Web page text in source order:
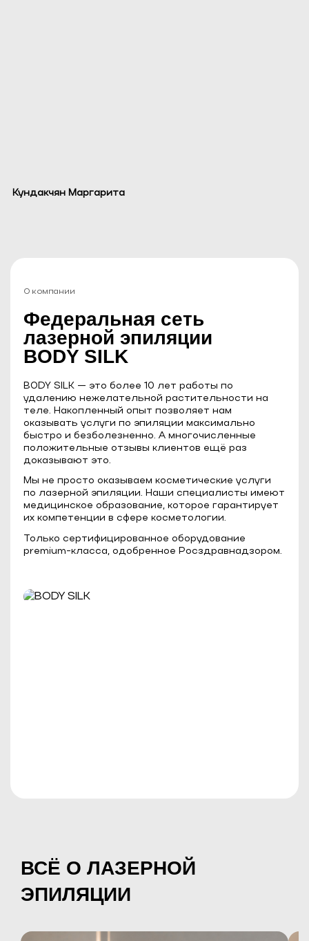
Кундакчян Маргарита
О компании
Федеральная сеть
лазерной эпиляции
BODY SILK
BODY SILK — это более 10 лет работы по
удалению нежелательной растительности на
теле. Накопленный опыт позволяет нам
оказывать услуги по эпиляции максимально
быстро и безболезненно. А многочисленные
положительные отзывы клиентов ещё раз
доказывают это.
Мы не просто оказываем косметические услуги
по лазерной эпиляции. Наши специалисты имеют
медицинское образование, которое гарантирует
их компетенции в сфере косметологии.
Только сертифицированное оборудование
premium-класса, одобренное Росздравнадзором.
ВСЁ О ЛАЗЕРНОЙ
ЭПИЛЯЦИИ